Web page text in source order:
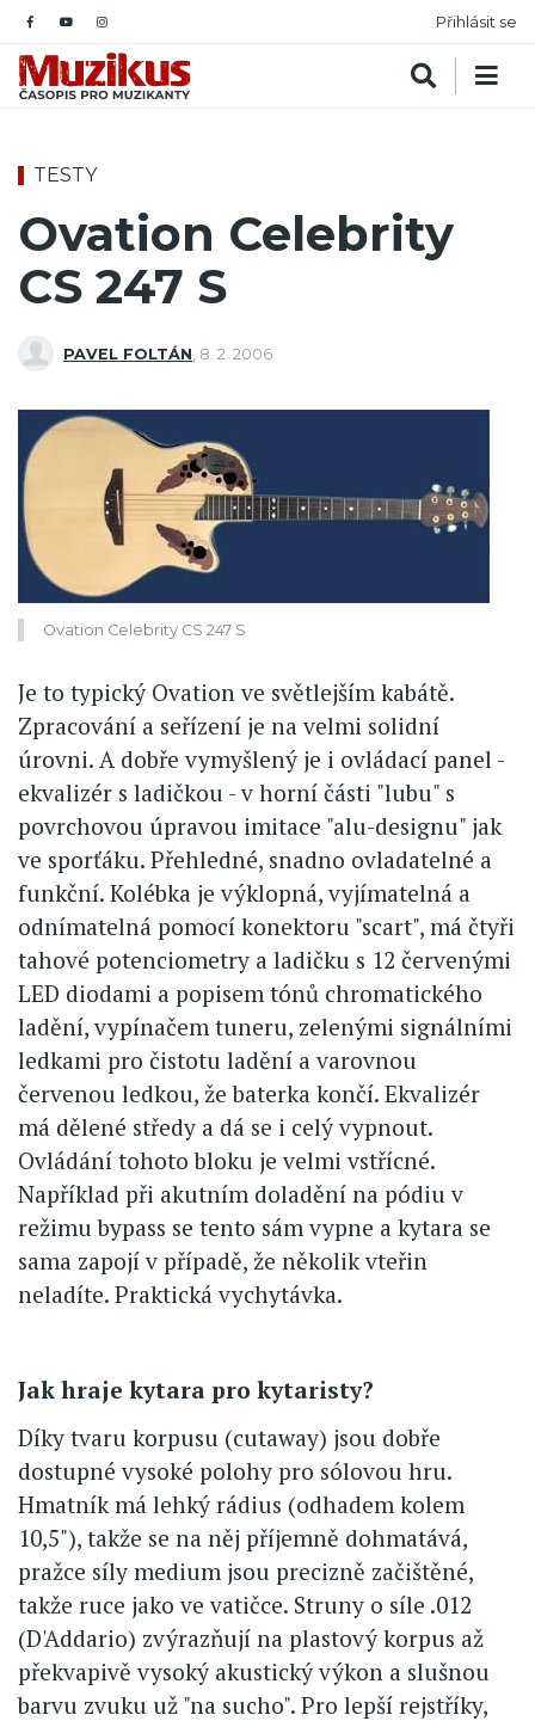
Přihlásit se
TESTY
Ovation Celebrity
CS 247 S
PAVEL FOLTÁN 8. 2. 2006
Ovation Celebrity CS 247 S
Je to typický Ovation ve světlejším kabátě.
Zpracování a seřízení je na velmi solidní
úrovni. A dobře vymyšlený je i ovládací panel -
ekvalizér s ladičkou - v horní části "lubu" s
povrchovou úpravou imitace "alu-designu" jak
ve sporťáku. Přehledné, snadno ovladatelné a
funkční. Kolébka je výklopná, vyjímatelná a
odnímatelná pomocí konektoru "scart", má čtyři
tahové potenciometry a ladičku s 12 červenými
LED diodami a popisem tónů chromatického
ladění, vypínačem tuneru, zelenými signálními
ledkami pro čistotu ladění a varovnou
červenou ledkou, že baterka končí. Ekvalizér
má dělené středy a dá se i celý vypnout.
Ovládání tohoto bloku je velmi vstřícné.
Například při akutním doladění na pódiu v
režimu bypass se tento sám vypne a kytara se
sama zapojí v případě, že několik vteřin
neladíte. Praktická vychytávka.
Jak hraje kytara pro kytaristy?
Díky tvaru korpusu (cutaway) jsou dobře
dostupné vysoké polohy pro sólovou hru.
Hmatník má lehký rádius (odhadem kolem
10,5"), takže se na něj příjemně dohmatává,
pražce síly medium jsou precizně začištěné,
takže ruce jako ve vatičce. Struny o síle .012
(D'Addario) zvýrazňují na plastový korpus až
překvapivě vysoký akustický výkon a slušnou
barvu zvuku už "na sucho". Pro lepší rejstříky,